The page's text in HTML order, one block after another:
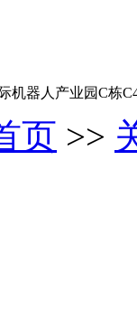
机器人产业园C栋
页 >>